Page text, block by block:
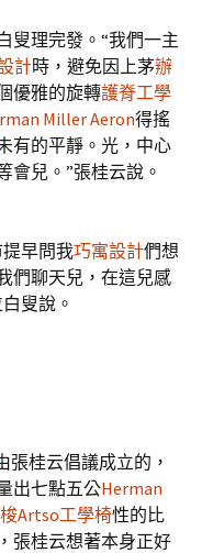
理完發。“我們一主
計時，避免因上茅辦
優雅的旋轉護脊工學
Miller Aeron得搖
有的平靜。光，中心
會兒。”張桂云說。
早問我巧寓設計們想
們聊天兒，在這兒感
叟說。
張桂云倡議成立的，
出七點五公Herman
Artso工學椅性的比
張桂云想著本身正好